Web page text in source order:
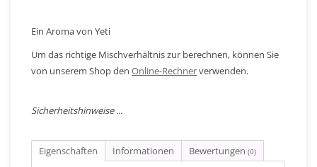
Ein Aroma von Yeti
Um das richtige Mischverhältnis zur berechnen, können Sie
von unserem Shop den Online-Rechnerverwenden.
Sicherheitshinweise ...
Eigenschaften Informationen Bewertungen (0)